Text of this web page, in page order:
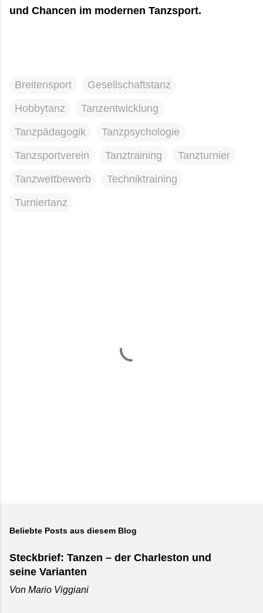
und Chancen im modernen Tanzsport.
Breitensport
Gesellschaftstanz
Hobbytanz
Tanzentwicklung
Tanzpädagogik
Tanzpsychologie
Tanzsportverein
Tanztraining
Tanzturnier
Tanzwettbewerb
Techniktraining
Turniertanz
Beliebte Posts aus diesem Blog
Steckbrief: Tanzen – der Charleston und
seine Varianten
Von Mario Viggiani